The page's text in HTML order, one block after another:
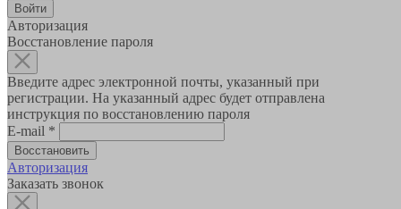
Авторизация
Восстановление пароля
Введите адрес электронной почты, указанный при
регистрации. На указанный адрес будет отправлена
инструкция по восстановлению пароля
E-mail *
Авторизация
Заказать звонок